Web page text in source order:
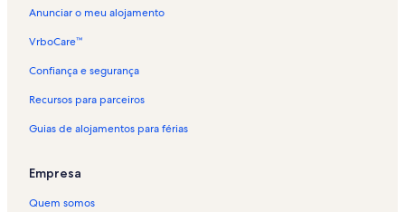
ã
o
a
r
o
a
r
a
Anunciar o meu alojamento
VrboCare™
Confiança e segurança
Recursos para parceiros
Guias de alojamentos para férias
Empresa
Quem somos